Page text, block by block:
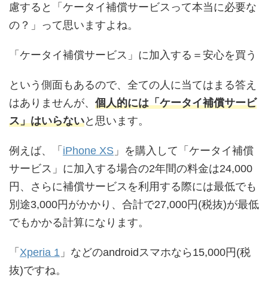
慮すると「ケータイ補償サービスって本当に必要な
の？」って思いますよね。
「ケータイ補償サービス」に加入する＝安心を買う
という側面もあるので、全ての人に当てはまる答え
はありませんが、 個人的には「ケータイ補償サービ
ス」はいらないと思います。
例えば、「 iPhone XS 」を購入して「ケータイ補償
サービス」に加入する場合の2年間の料金は24,000
円、さらに補償サービスを利用する際には最低でも
別途3,000円がかかり、合計で27,000円(税抜)が最低
でもかかる計算になります。
「 Xperia 1 」などのandroidスマホなら15,000円(税
抜)ですね。